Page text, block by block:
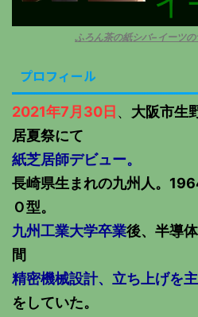
ふろん茶の紙シバ−イーツ
プロフィール
2021年7月30日 、 大阪市生
居夏祭にて
紙芝居師デビュー。
長崎県生まれの九州人。
Ｏ型。
九州工業大学卒業後、半導
間
精密機械設計、立ち上げを
をしていた。